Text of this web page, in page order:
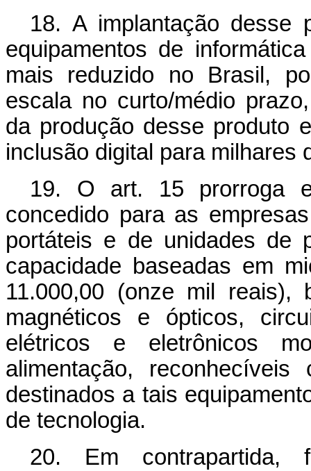
18. A implantação desse
equipamentos de
mais reduzido no Brasil,
escala no curto/médio
da produção desse produto
inclusão digital para milhares
19. O art. 15 prorroga
concedido para as
portáteis e de unidades de
capacidade baseadas em
11.000,00 (onze mil
magnéticos e ópticos,
elétricos e eletrônicos
alimentação,
destinados a tais
de tecnologia.
20. Em contrapartida,